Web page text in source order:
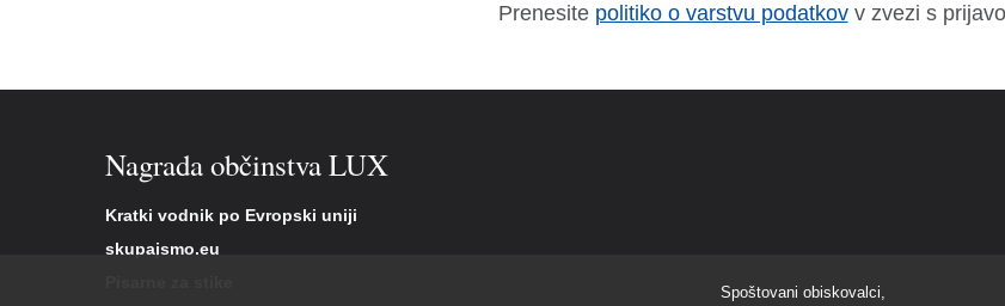
Spoštovani obiskovalci,
Prenesite politiko o varstvu podatkovv zvezi s
Nagrada občinstva LUX
Kratki vodnik po Evropski uniji
skupajsmo.eu